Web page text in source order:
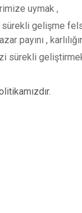
uymak ,
, sürekli gelişme
payını ,
sürekli